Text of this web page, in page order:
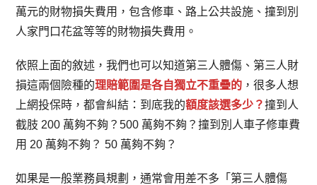
萬元的財物損失費用，包含修車、路上公共設施、撞到別
人家門口花盆等等的財物損失費用。
依照上面的敘述，我們也可以知道第三人體傷、第三人財
損這兩個險種的理賠範圍是各自獨立不重疊的 ，很多人想
上網投保時，都會糾結：到底我的額度該選多少？撞到人
截肢 200 萬夠不夠？500 萬夠不夠？撞到別人車子修車費
用 20 萬夠不夠？ 50 萬夠不夠？
如果是一般業務員規劃，通常會用差不多「第三人體傷